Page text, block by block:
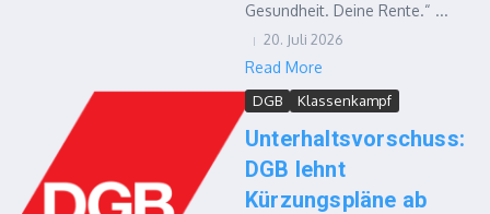
Gesundheit. Deine Rente.“ ...
20. Juli 2026
Read More
DGB Klassenkampf
Unterhaltsvorschuss:
DGB lehnt
Kürzungspläne ab